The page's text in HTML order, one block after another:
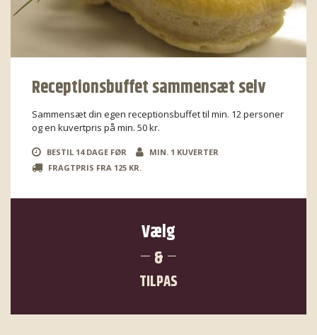
Receptionsbuffet sammensæt selv
Sammensæt din egen receptionsbuffet til min. 12 personer
og en kuvertpris på min. 50 kr.
BESTIL 14 DAGE FØR
MIN. 1 KUVERTER
FRAGTPRIS FRA 125 KR.
Vælg
&
TILPAS